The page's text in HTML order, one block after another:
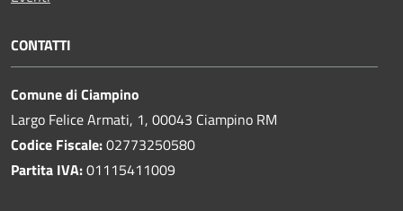
CONTATTI
Comune di Ciampino
Largo Felice Armati, 1, 00043 Ciampino RM
Codice Fiscale:02773250580
Partita IVA:01115411009